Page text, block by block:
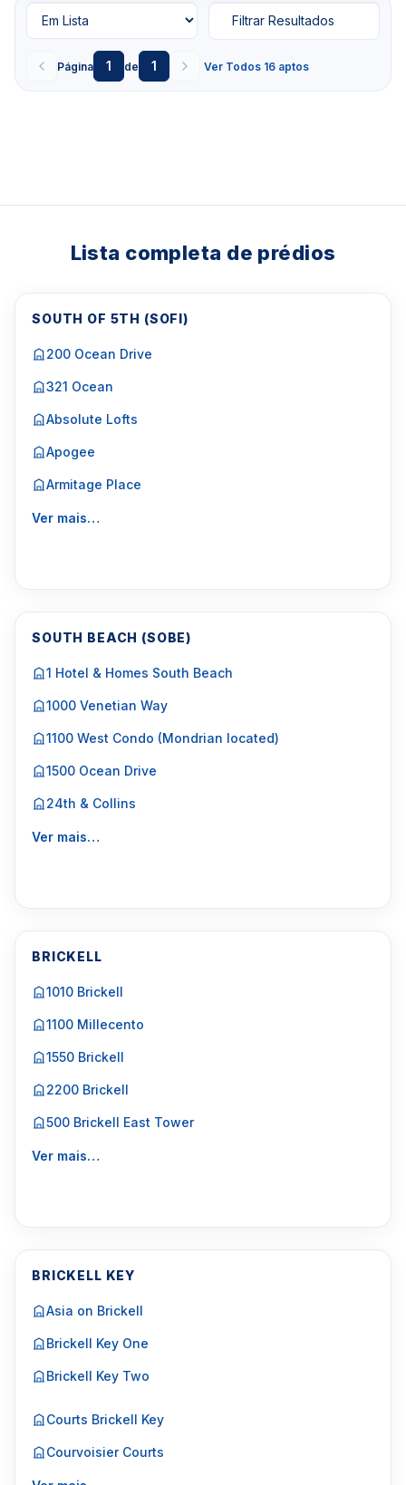
Página 1 de 1 Ver Todos 16 aptos
Filtrar Resultados
Lista completa de prédios
SOUTH OF 5TH (SOFI)
200 Ocean Drive
321 Ocean
Absolute Lofts
Apogee
Armitage Place
Ver mais…
SOUTH BEACH (SOBE)
1 Hotel & Homes South Beach
1000 Venetian Way
1100 West Condo (Mondrian located)
1500 Ocean Drive
24th & Collins
Ver mais…
BRICKELL
1010 Brickell
1100 Millecento
1550 Brickell
2200 Brickell
500 Brickell East Tower
Ver mais…
BRICKELL KEY
Asia on Brickell
Brickell Key One
Brickell Key Two
Courts Brickell Key
Courvoisier Courts